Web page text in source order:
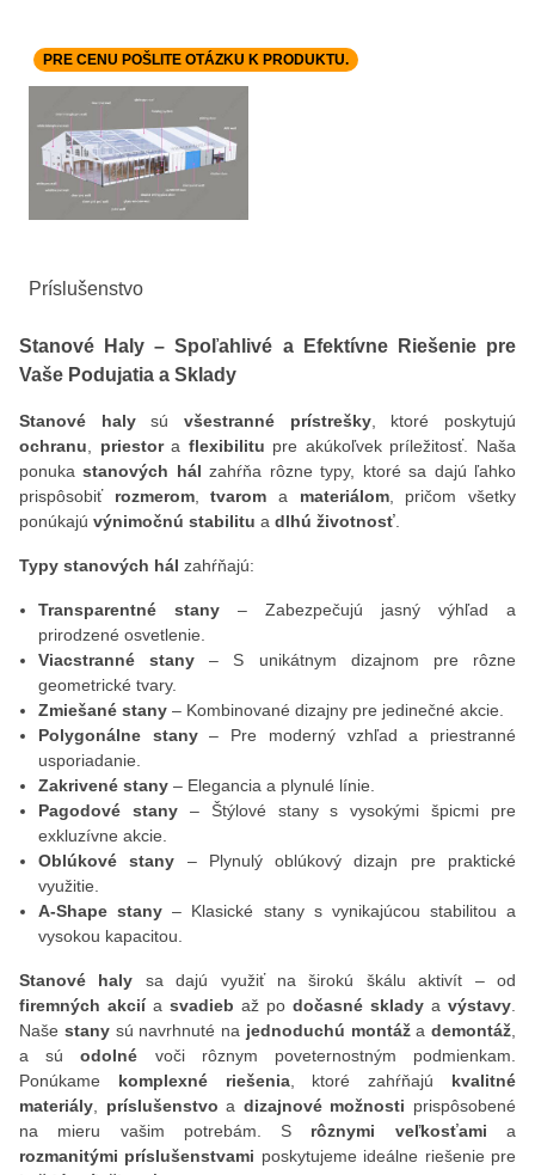
Príslušenstvo
PRE CENU POŠLITE OTÁZKU K PRODUKTU.
Stanové Haly – Spoľahlivé a Efektívne Riešenie pre
Vaše Podujatia a Sklady
Stanové halysúvšestranné prístrešky, ktoré poskytujú
ochranu
priestora flexibilitu pre akúkoľvek príležitosť. Naša
ponukastanových hál zahŕňa rôzne typy, ktoré sa dajú ľahko
prispôsobiť rozmerom,tvarom a materiálom, pričom všetky
ponúkajú výnimočnú stabilitu a dlhú životnosť
Typy stanových hál zahŕňajú:
Transparentné stany – Zabezpečujú jasný výhľad a
prirodzené osvetlenie.
Viacstranné stany – S unikátnym dizajnom pre rôzne
geometrické tvary.
Zmiešané stany – Kombinované dizajny pre jedinečné akcie.
Polygonálne stany– Pre moderný vzhľad a priestranné
usporiadanie.
Zakrivené stany – Elegancia a plynulé línie.
Pagodové stany– Štýlové stany s vysokými špicmi pre
exkluzívne akcie.
Oblúkové stany – Plynulý oblúkový dizajn pre praktické
využitie.
A-Shape stany – Klasické stany s vynikajúcou stabilitou a
vysokou kapacitou.
Stanové haly sa dajú využiť na širokú škálu aktivít – od
firemných akciía svadieb až po dočasné sklady a výstavy
Naše stanysú navrhnuté na jednoduchú montáža demontáž
a súodolné voči rôznym poveternostným podmienkam.
Ponúkame komplexné riešenia, ktoré zahŕňajú kvalitné
materiály
príslušenstvo a dizajnové možnosti prispôsobené
na mieru vašim potrebám. S rôznymi veľkosťami a
rozmanitými príslušenstvami poskytujeme ideálne riešenie pre